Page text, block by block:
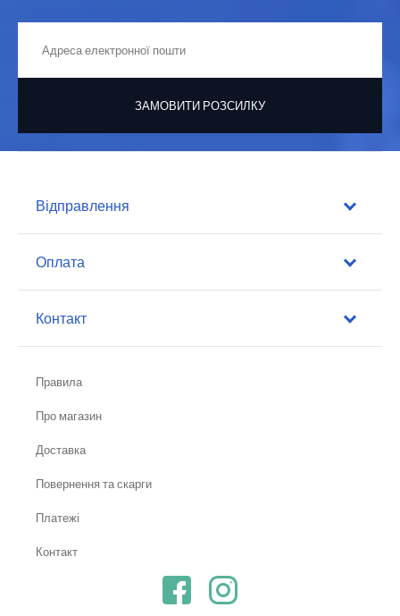
ЗАМОВИТИ РОЗСИЛКУ
Відправлення
Оплата
Контакт
Правила
Про магазин
Доставка
Повернення та скарги
Платежі
Контакт